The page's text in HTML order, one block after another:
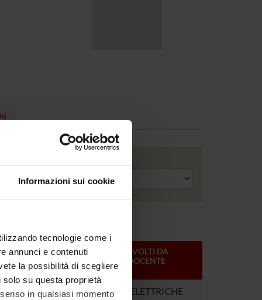
Informazioni sui cookie
tecnologie come i
annunci e contenuti
la possibilità di scegliere
su questa proprietà
in qualsiasi momento
ONLINE
CREDITI
DEL
DOCENTE
MODULI SVOLTI DA
QUESTO DOCENTE
2 MISURE ELETTRICHE